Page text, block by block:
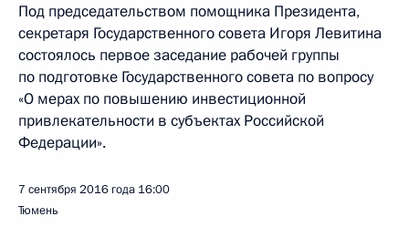
Под председательством помощника Президента,
секретаря Государственного совета Игоря Левитина
состоялось первое заседание рабочей группы
по подготовке Государственного совета по вопросу
«О мерах по повышению инвестиционной
привлекательности в субъектах Российской
Федерации».
7 сентября 2016 года 16:00
Тюмень